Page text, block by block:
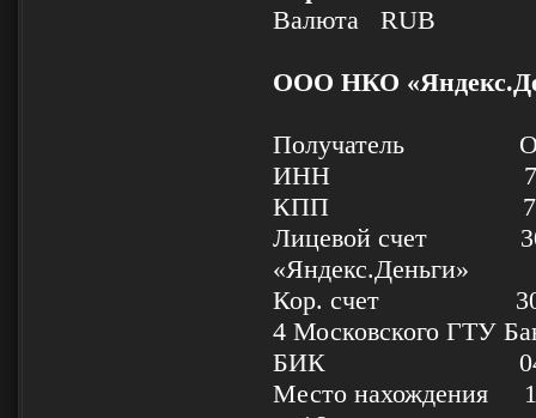
Валюта RUB
ООО НКО
Получатель ООО
ИНН
КПП
Лицевой счет
«Яндекс.Деньги»
Кор. счет
4 Московского ГТУ
БИК
Место нахождения